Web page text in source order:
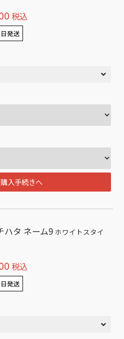
税込
発送
入手続きへ
ハタ ネーム9 ホワイトスタイ
税込
発送